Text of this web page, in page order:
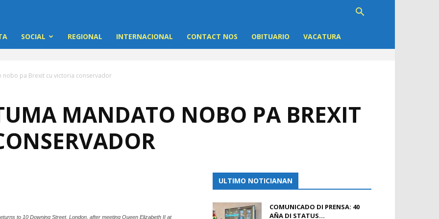
SOCIAL REGIONAL INTERNACIONAL CONTACT NOS OBITUARIO VACATURA
nobo pa Brexit cu victoria conservador
MANDATO NOBO PA BREXIT
to 10 Downing Street, London, after meeting Queen Elizabeth II at
ULTIMO NOTICIANAN
COMUNICADO DI PRENSA: 40
AÑA DI STATUS...